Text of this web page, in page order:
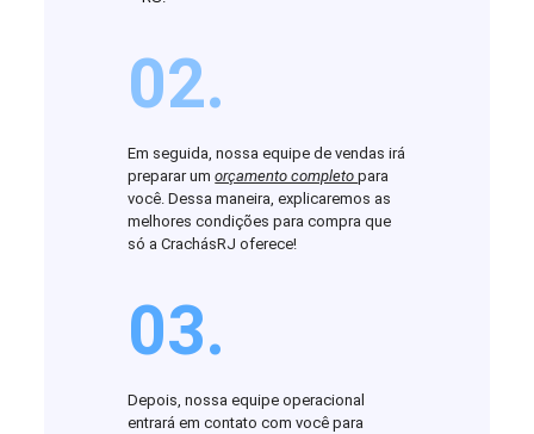
02.
Em seguida, nossa equipe de vendas irá
preparar umorçamento completopara
você. Dessa maneira, explicaremos as
melhores condições para compra que
só a CrachásRJ oferece!
03.
Depois, nossa equipe operacional
entrará em contato com você para